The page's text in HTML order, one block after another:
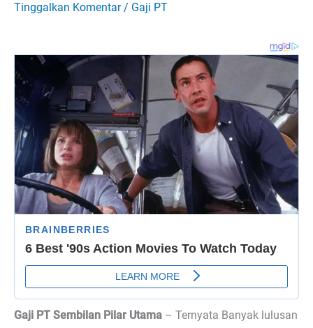
Tinggalkan Komentar / Gaji PT
Gaji PT Sembilan Pilar Utama – Ternyata Banyak lulusan